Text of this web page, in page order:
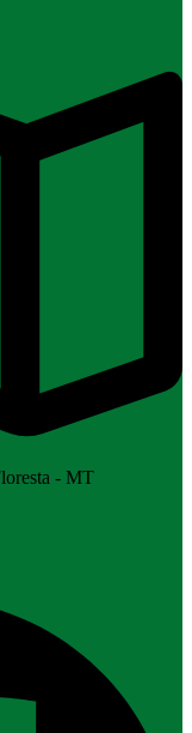
- MT